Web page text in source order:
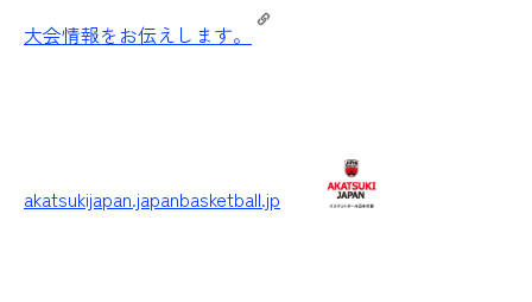
大会情報をお伝えします。
akatsukijapan.japanbasketball.jp